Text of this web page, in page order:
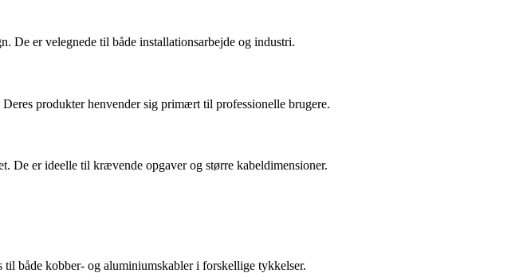
De er velegnede til både installationsarbejde og industri.
produkter henvender sig primært til professionelle brugere.
De er ideelle til krævende opgaver og større kabeldimensioner.
til både kobber- og aluminiumskabler i forskellige tykkelser.